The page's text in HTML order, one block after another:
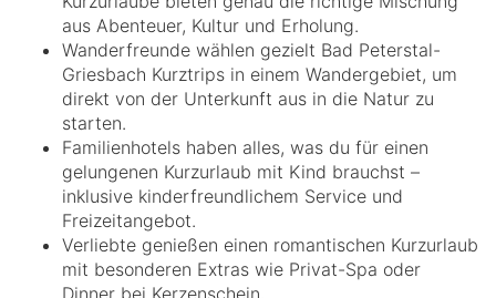
aus Abenteuer, Kultur und Erholung.
Wanderfreunde wählen gezielt Bad Peterstal-
Griesbach Kurztrips in einem Wandergebiet, um
direkt von der Unterkunft aus in die Natur zu
starten.
Familienhotels haben alles, was du für einen
gelungenen Kurzurlaub mit Kind brauchst –
inklusive kinderfreundlichem Service und
Freizeitangebot.
Verliebte genießen einen romantischen Kurzurlaub
mit besonderen Extras wie Privat-Spa oder
Dinner bei Kerzenschein.